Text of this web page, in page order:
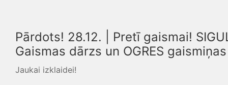
Pārdots! 28.12. | Pretī gaismai!
Gaismas dārzs un OGRES
Jaukai izklaidei!